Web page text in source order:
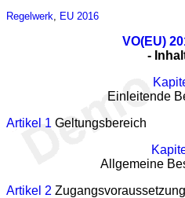
Regelwerk EU 2016
VO(EU)
-
Einleitende
Artikel 1 Geltungsbereich
Allgemeine
Artikel 2